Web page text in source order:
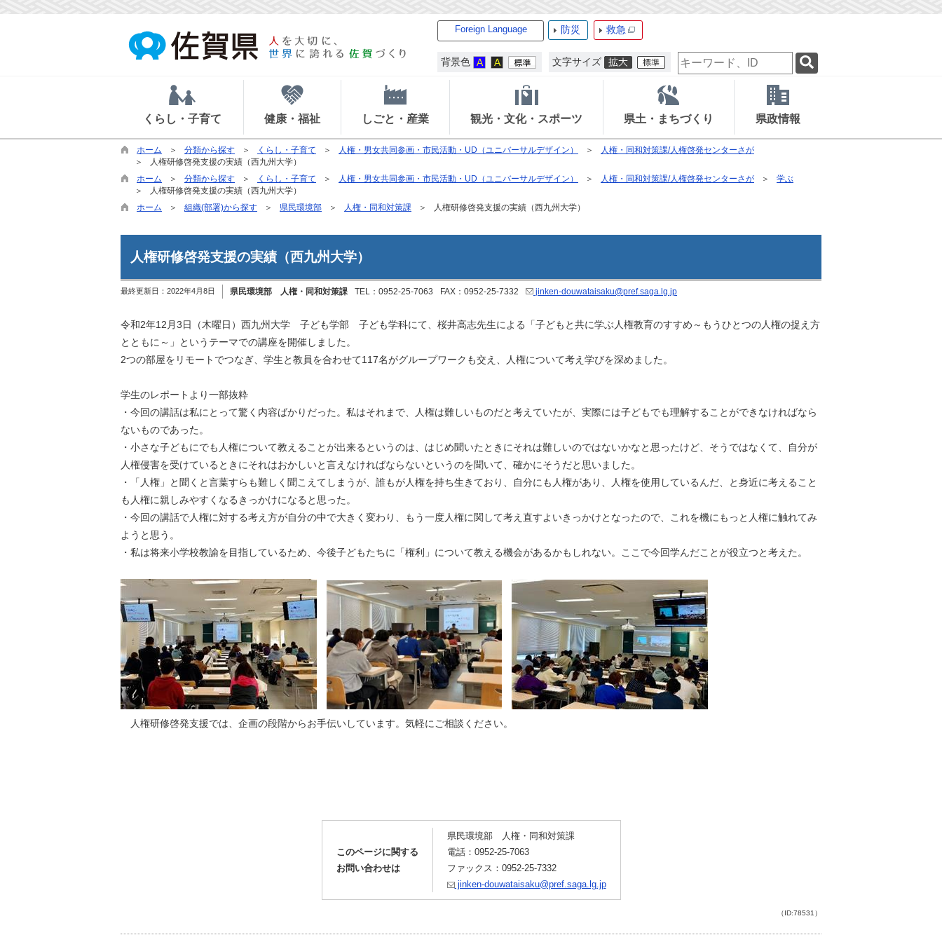
Foreign Language 防災 救急
背景色 文字サイズ
検
索
ー
ー
ド
くらし・子育て 健康・福祉 しごと・産業 観光・文化・スポーツ 県土・まちづくり 県政情報
ホーム 分類から探す くらし・子育て 人権・男女共同参画・市民活動・UD（ユニバーサルデザイン）
人権・同和対策課/人権啓発センターさが
人権研修啓発支援の実績（西九州大学）
ホーム
分類から探す くらし・子育て 人権・男女共同参画・市民活動・UD（ユニバーサルデザイン） 人権・同和対策課/人権啓発センターさが
学ぶ
人権研修啓発支援の実績（西九州大学）
ホーム
組織(部署)から探す 県民環境部 人権・同和対策課 人権研修啓発支援の実績（西九州大学）
人権研修啓発支援の実績（西九州大学）
最終更新日： 2022年4月8日 県民環境部 人権・同和対策課 TEL：0952-25-7063 FAX：0952-25-7332 jinken-douwataisaku@pref.saga.lg.jp
令和2年12月3日（木曜日）西九州大学 子ども学部 子ども学科にて、桜井高志先生による「子どもと共に学ぶ人権教育のすすめ～もうひとつの人権の捉え方
とともに～」というテーマでの講座を開催しました。
2つの部屋をリモートでつなぎ、学生と教員を合わせて117名がグループワークも交え、人権について考え学びを深めました。
学生のレポートより一部抜粋
・今回の講話は私にとって驚く内容ばかりだった。私はそれまで、人権は難しいものだと考えていたが、実際には子どもでも理解することができなければなら
ないものであった。
・小さな子どもにでも人権について教えることが出来るというのは、はじめ聞いたときにそれは難しいのではないかなと思ったけど、そうではなくて、自分が
人権侵害を受けているときにそれはおかしいと言えなければならないというのを聞いて、確かにそうだと思いました。
・「人権」と聞くと言葉すらも難しく聞こえてしまうが、誰もが人権を持ち生きており、自分にも人権があり、人権を使用しているんだ、と身近に考えること
も人権に親しみやすくなるきっかけになると思った。
・今回の講話で人権に対する考え方が自分の中で大きく変わり、もう一度人権に関して考え直すよいきっかけとなったので、これを機にもっと人権に触れてみ
ようと思う。
・私は将来小学校教諭を目指しているため、今後子どもたちに「権利」について教える機会があるかもしれない。ここで今回学んだことが役立つと考えた。
人権研修啓発支援では、企画の段階からお手伝いしています。気軽にご相談ください。
このページに関する
お問い合わせは
県民環境部 人権・同和対策課
電話：0952-25-7063
ファックス：0952-25-7332
jinken-douwataisaku@pref.saga.lg.jp
（ID:78531）